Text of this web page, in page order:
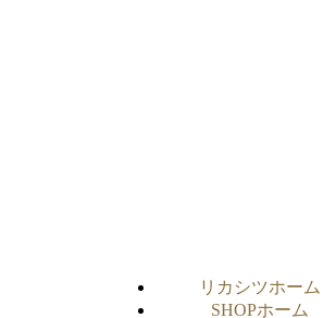
リカシツホーム
SHOPホーム